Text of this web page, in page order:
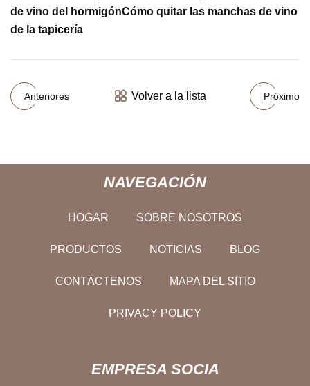
de vino del hormigónCómo quitar las manchas de vino
de la tapicería
Anteriores Volver a la lista Próximo
NAVEGACIÓN
HOGAR SOBRE NOSOTROS
PRODUCTOS NOTICIAS BLOG
CONTÁCTENOS MAPA DEL SITIO
PRIVACY POLICY
EMPRESA SOCIA